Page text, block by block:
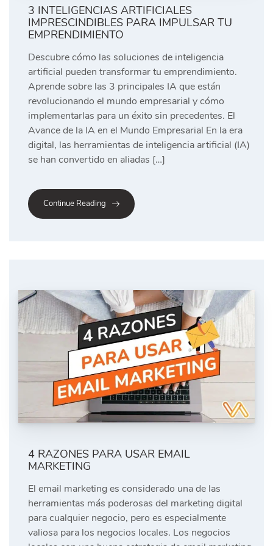
3 INTELIGENCIAS ARTIFICIALES
IMPRESCINDIBLES PARA IMPULSAR TU
EMPRENDIMIENTO
Descubre cómo las soluciones de inteligencia
artificial pueden transformar tu emprendimiento.
Aprende sobre las 3 principales IA que están
revolucionando el mundo empresarial y cómo
implementarlas para un éxito sin precedentes. El
Avance de la IA en el Mundo Empresarial En la era
digital, las herramientas de inteligencia artificial (IA)
se han convertido en aliadas […]
Continue Reading
4 RAZONES PARA USAR EMAIL
MARKETING
El email marketing es considerado una de las
herramientas más poderosas del marketing digital
para cualquier negocio, pero es especialmente
valiosa para los negocios locales. Los negocios